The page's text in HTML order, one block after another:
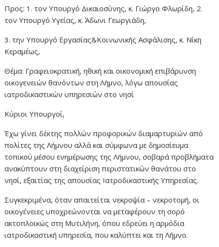
Προς: 1. τον Υπουργό Δικαιοσύνης, κ. Γιώργο Φλωρίδη, 2.
τον Υπουργό Υγείας, κ. Άδωνι Γεωργιάδη,
3. την Υπουργό Εργασίας&Κοινωνικής Ασφάλισης, κ. Νίκη
Κεραμέως,
Θέμα: Γραφειοκρατική, ηθική και οικονομική επιβάρυνση
οικογενειών θανόντων στη Λήμνο, λόγω απουσίας
ιατροδικαστικών υπηρεσιών στο νησί
Κύριοι Υπουργοί,
Έχω γίνει δέκτης πολλών προφορικών διαμαρτυριών από
πολίτες της Λήμνου αλλά και σύμφωνα με δημοσίευμα
τοπικού μέσου ενημέρωσης της Λήμνου, σοβαρά προβλήματα
ανακύπτουν στη διαχείριση περιστατικών θανάτου στο
νησί, εξαιτίας της απουσίας Ιατροδικαστικής Υπηρεσίας.
Συγκεκριμένα, όταν απαιτείται νεκροψία – νεκροτομή, οι
οικογένειες υποχρεώνονται να μεταφέρουν τη σορό
ακτοπλοϊκώς στη Μυτιλήνη, όπου εδρεύει η αρμόδια
ιατροδικαστική υπηρεσία, που καλύπτει και τη Λήμνο.